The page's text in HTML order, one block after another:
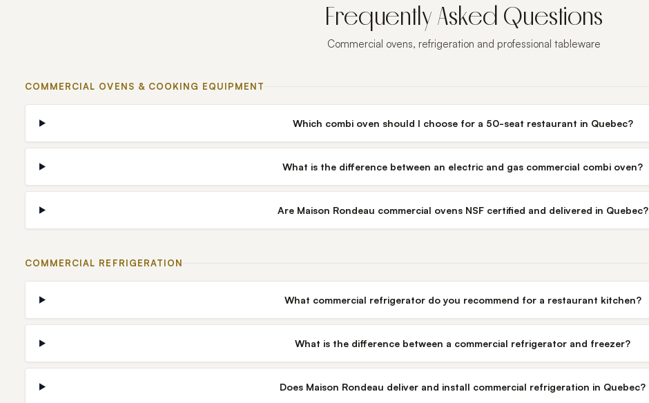
Frequently Asked Questions
Commercial ovens, refrigeration and professional tableware
COMMERCIAL OVENS & COOKING EQUIPMENT
Which combi oven should I choose for a 50-seat restaurant in Quebec?
What is the difference between an electric and gas commercial combi oven?
Are Maison Rondeau commercial ovens NSF certified and delivered in Quebec?
COMMERCIAL REFRIGERATION
What commercial refrigerator do you recommend for a restaurant kitchen?
What is the difference between a commercial refrigerator and freezer?
Does Maison Rondeau deliver and install commercial refrigeration in Quebec?